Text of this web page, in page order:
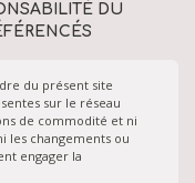
DU
du présent site
sur le réseau
de commodité et ni
les changements ou
engager la